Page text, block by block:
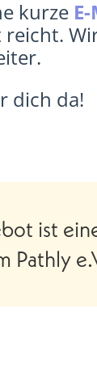
kurze
dich da!
ist
Pathly